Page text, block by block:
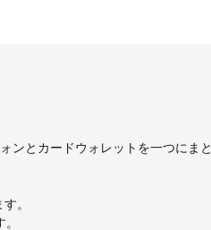
ンとカードウォレットを一つにまと
。